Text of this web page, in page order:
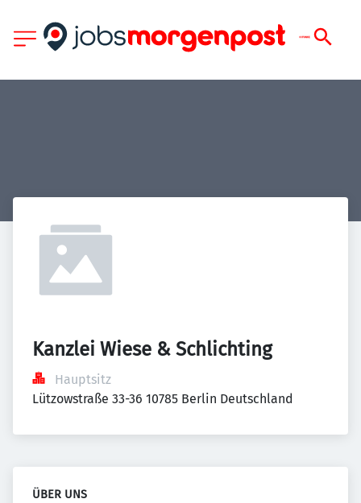
Kanzlei Wiese & Schlichting
Hauptsitz
Lützowstraße 33-36 10785 Berlin Deutschland
ÜBER UNS